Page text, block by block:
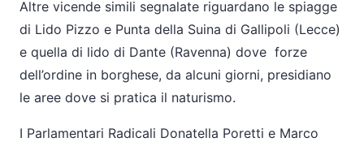
Altre vicende simili segnalate riguardano le spiagge
di Lido Pizzo e Punta della Suina di Gallipoli (Lecce)
e quella di lido di Dante (Ravenna) dove forze
dell’ordine in borghese, da alcuni giorni, presidiano
le aree dove si pratica il naturismo.
I Parlamentari Radicali Donatella Poretti e Marco